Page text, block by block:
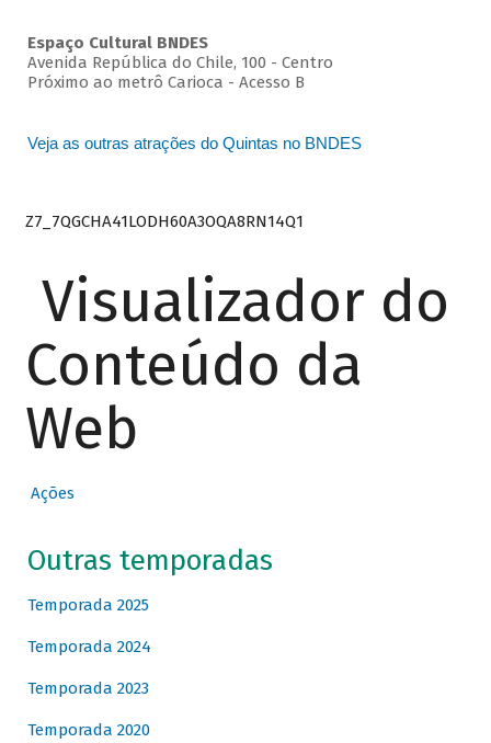
Espaço Cultural BNDES
Avenida República do Chile, 100 - Centro
Próximo ao metrô Carioca - Acesso B
Veja as outras atrações do Quintas no BNDES
Z7_7QGCHA41LODH60A3OQA8RN14Q1
Visualizador do
Conteúdo da
Web
Ações
Outras temporadas
Temporada 2025
Temporada 2024
Temporada 2023
Temporada 2020